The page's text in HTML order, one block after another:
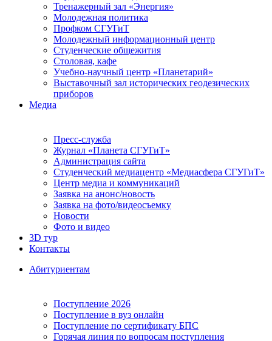
Тренажерный зал «Энергия»
Молодежная политика
Профком СГУГиТ
Молодежный информационный центр
Студенческие общежития
Столовая, кафе
Учебно-научный центр «Планетарий»
Выставочный зал исторических геодезических
приборов
Медиа
Пресс-служба
Журнал «Планета СГУГиТ»
Администрация сайта
Студенческий медиацентр «Медиасфера СГУГиТ»
Центр медиа и коммуникаций
Заявка на анонс/новость
Заявка на фото/видеосъемку
Новости
Фото и видео
3D тур
Контакты
Абитуриентам
Поступление 2026
Поступление в вуз онлайн
Поступление по сертификату БПС
Горячая линия по вопросам поступления